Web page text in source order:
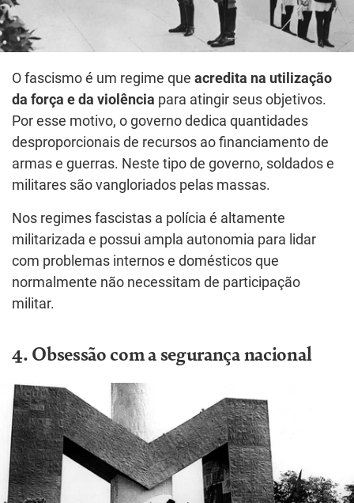
O fascismo é um regime que acredita na utilização
da força e da violência para atingir seus objetivos.
Por esse motivo, o governo dedica quantidades
desproporcionais de recursos ao financiamento de
armas e guerras. Neste tipo de governo, soldados e
militares são vangloriados pelas massas.
Nos regimes fascistas a polícia é altamente
militarizada e possui ampla autonomia para lidar
com problemas internos e domésticos que
normalmente não necessitam de participação
militar.
4. Obsessão com a segurança nacional